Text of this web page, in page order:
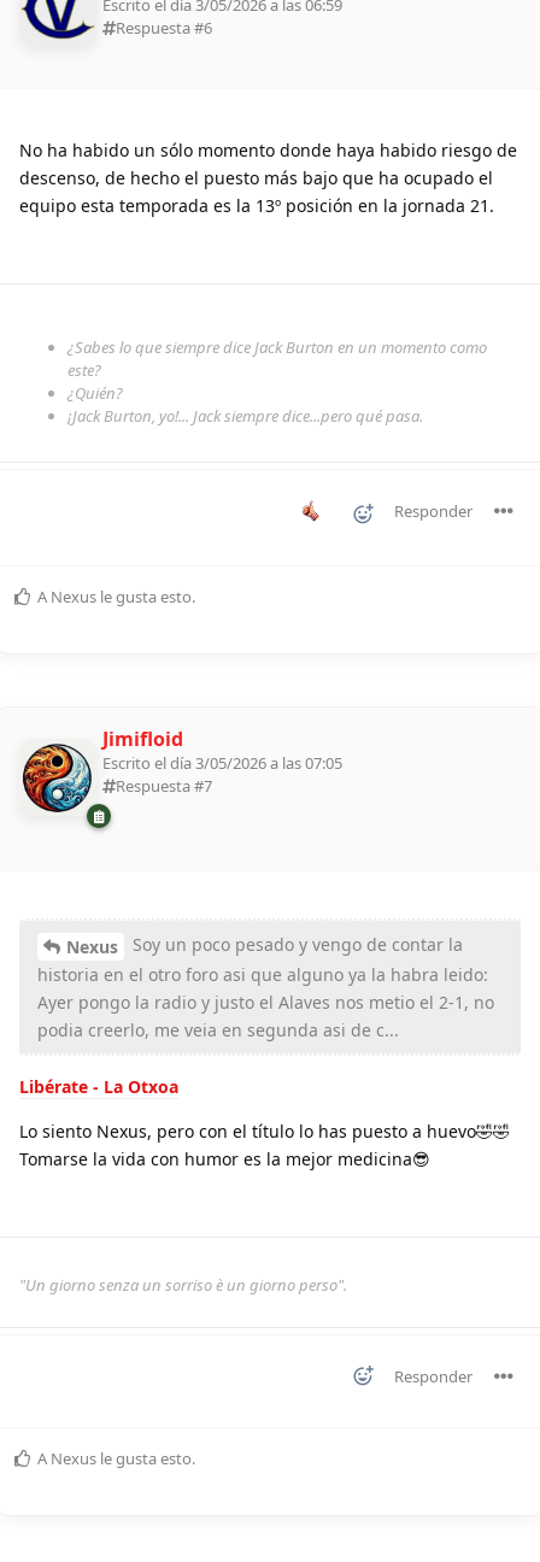
Escrito el día 3/05/2026 a las 06:59
Respuesta #6
No ha habido un sólo momento donde haya habido riesgo de
descenso, de hecho el puesto más bajo que ha ocupado el
equipo esta temporada es la 13º posición en la jornada 21.
¿Sabes lo que siempre dice Jack Burton en un momento como
este?
¿Quién?
¡Jack Burton, yo!... Jack siempre dice...pero qué pasa.
Responder
A Nexus le gusta esto.
Jimifloid
Escrito el día 3/05/2026 a las 07:05
Respuesta #7
Nexus
Soy un poco pesado y vengo de contar la
historia en el otro foro asi que alguno ya la habra leido:
Ayer pongo la radio y justo el Alaves nos metio el 2-1, no
podia creerlo, me veia en segunda asi de c...
Libérate - La Otxoa
Lo siento Nexus, pero con el título lo has puesto a huevo🤣🤣
Tomarse la vida con humor es la mejor medicina😎
"Un giorno senza un sorriso è un giorno perso".
Responder
A Nexus le gusta esto.